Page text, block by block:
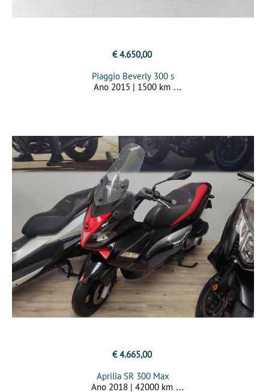
€ 4.650,00
Piaggio Beverly 300 s
Ano 2015 | 1500 km
€ 4.665,00
Aprilia SR 300 Max
Ano 2018 | 42000 km